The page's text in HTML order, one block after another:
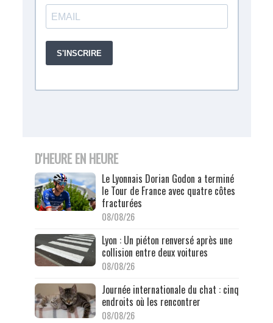
D'HEURE EN HEURE
Le Lyonnais Dorian Godon a terminé
le Tour de France avec quatre côtes
fracturées
08/08/26
Lyon : Un piéton renversé après une
collision entre deux voitures
08/08/26
Journée internationale du chat : cinq
endroits où les rencontrer
08/08/26